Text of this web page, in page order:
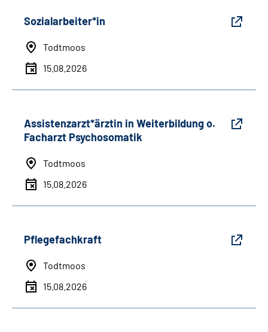
Sozialarbeiter*in
Todtmoos
15.08.2026
Assistenzarzt*ärztin in Weiterbildung o.
Facharzt Psychosomatik
Todtmoos
15.08.2026
Pflegefachkraft
Todtmoos
15.08.2026